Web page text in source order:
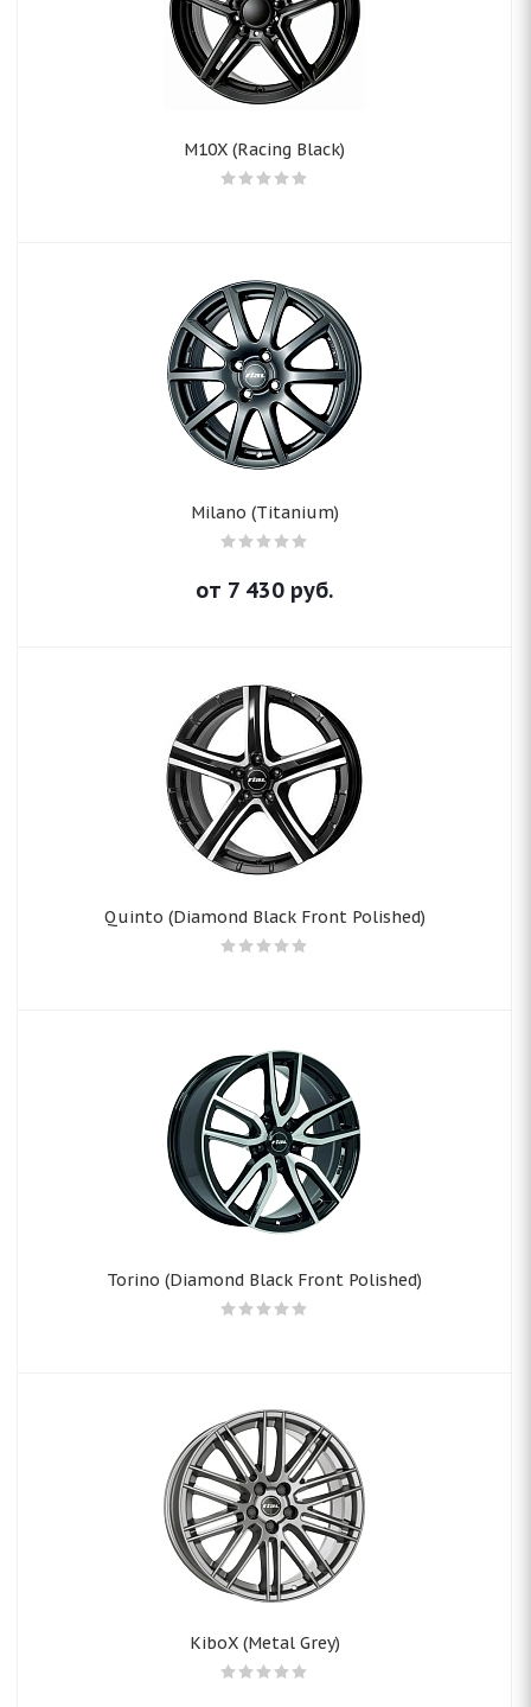
M10X (Racing Black)
Milano (Titanium)
от 7 430 руб.
Quinto (Diamond Black Front Polished)
Torino (Diamond Black Front Polished)
KiboX (Metal Grey)